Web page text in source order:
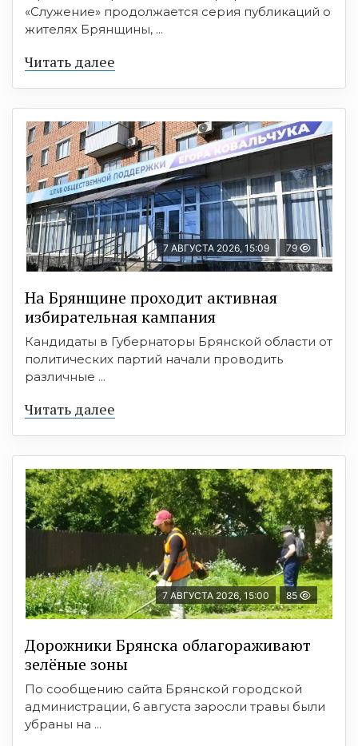
«Служение» продолжается серия публикаций о
жителях Брянщины, ...
Читать далее
7 АВГУСТА 2026, 15:09 79
На Брянщине проходит активная
избирательная кампания
Кандидаты в Губернаторы Брянской области от
политических партий начали проводить
различные ...
Читать далее
7 АВГУСТА 2026, 15:00 85
Дорожники Брянска облагораживают
зелёные зоны
По сообщению сайта Брянской городской
администрации, 6 августа заросли травы были
убраны на ...